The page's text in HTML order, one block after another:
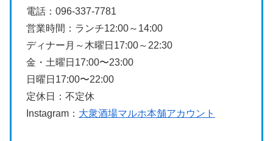
電話：096-337-7781
営業時間：ランチ12:00～14:00
ディナー月～木曜日17:00～22:30
金・土曜日17:00〜23:00
日曜日17:00〜22:00
定休日：不定休
Instagram： 大衆酒場マルホ本舗アカウント